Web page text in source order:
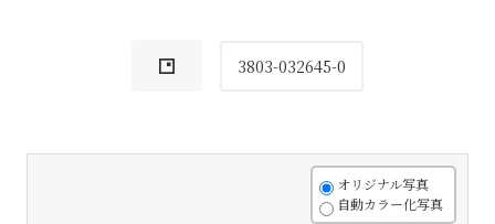
3803-032645-0
オリジナル写真
自動カラー化写真